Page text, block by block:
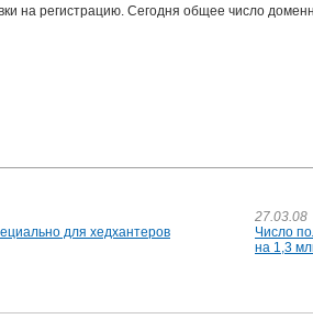
на регистрацию. Сегодня общее число
для хедхантеров
27.03.08
Число
на 1,3